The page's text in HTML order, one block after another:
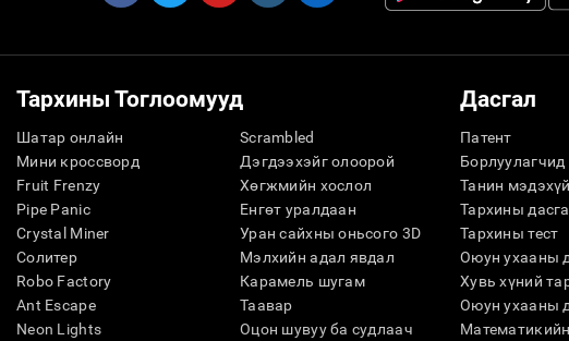
Тархины Тоглоомууд
Шатар онлайн
Мини кроссворд
Fruit Frenzy
Pipe Panic
Crystal Miner
Солитер
Robo Factory
Ant Escape
Neon Lights
Scrambled
Дэгдээхэйг олоорой
Хөгжмийн хослол
Eнгөт уралдаан
Уран сайхны оньсого 3D
Мэлхийн адал явдал
Карамель шугам
Таавар
Оцон шувуу ба судлаач
Дасгал
Патент
Борлуулагчид
Танин
Тархины
Тархины тест
Оюун ухааны
Хувь хүний
Оюун ухааны